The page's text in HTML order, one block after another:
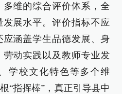
多维的综合评价体系，全
展水平。评价指标不应
应涵盖学生品德发展、身
动实践以及教师专业发
学校文化特色等多个维
“指挥棒”，真正引导县中